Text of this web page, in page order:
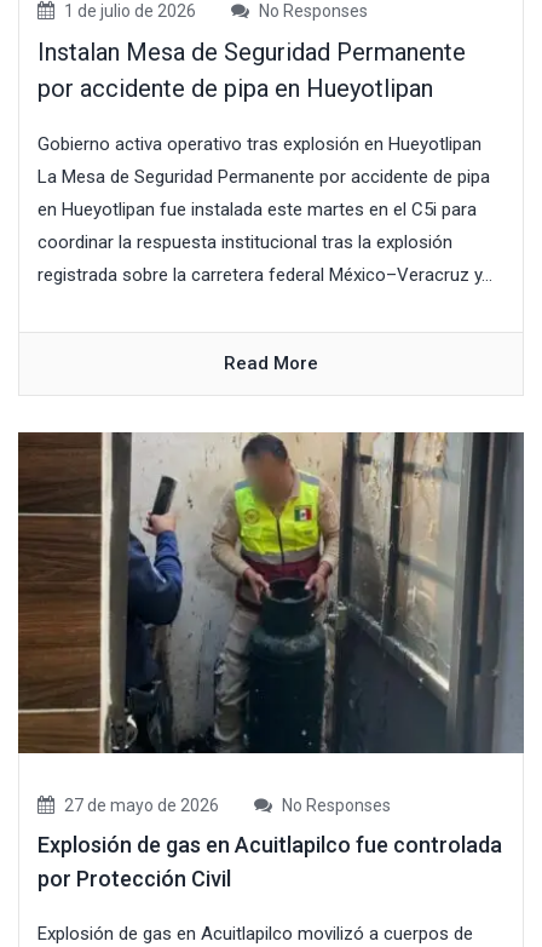
1 de julio de 2026 No Responses
Instalan Mesa de Seguridad Permanente
por accidente de pipa en Hueyotlipan
Gobierno activa operativo tras explosión en Hueyotlipan
La Mesa de Seguridad Permanente por accidente de pipa
en Hueyotlipan fue instalada este martes en el C5i para
coordinar la respuesta institucional tras la explosión
registrada sobre la carretera federal México–Veracruz y...
Read More
27 de mayo de 2026 No Responses
Explosión de gas en Acuitlapilco fue controlada
por Protección Civil
Explosión de gas en Acuitlapilco movilizó a cuerpos de